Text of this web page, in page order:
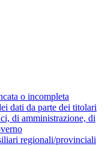
o incompleta
dati da parte dei titolari
di amministrazione, di
regionali/provinciali